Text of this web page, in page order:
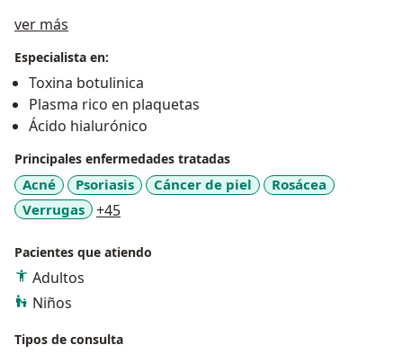
ver más
Especialista en:
Toxina botulinica
Plasma rico en plaquetas
Ácido hialurónico
Principales enfermedades tratadas
Acné Psoriasis Cáncer de piel
Rosácea
Verrugas
+45a11y_sr_more_diseases
Pacientes que atiendo
Adultos
Niños
Tipos de consulta